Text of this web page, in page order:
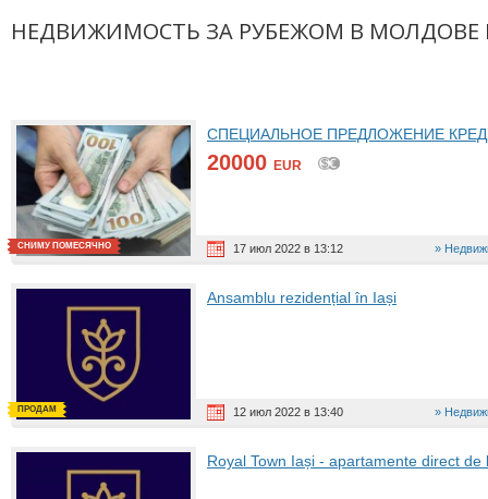
НЕДВИЖИМОСТЬ ЗА РУБЕЖОМ В МОЛДОВЕ
СПЕЦИАЛЬНОЕ ПРЕДЛОЖЕНИЕ
20000 EUR
17 июл 2022 в 13:12
СНИМУ ПОМЕСЯЧНО
Ansamblu rezidențial în Iași
12 июл 2022 в 13:40
ПРОДАМ
Royal Town Iași - apartamente direct de